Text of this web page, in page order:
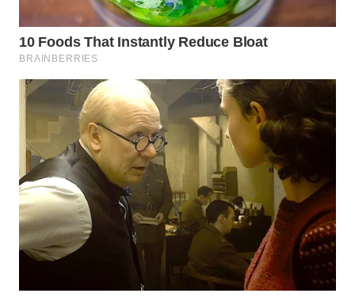
WN
SEMARANG
WN
SOLO
WN
BOROBUDUR
WN
MADURA
WN